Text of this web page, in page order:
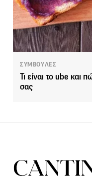
ΣΥΜΒΟΥΛΕΣ
Τι είναι το ube και
σας